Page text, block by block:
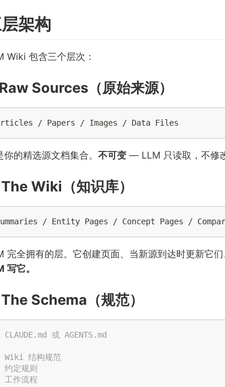
架构
Wiki 包含三个层次：
Sources（原始来源）
你的精选源文档集合。 不可变 — LLM 只读取，不修
Wiki（知识库）
完全拥有的层。它创建页面、当新源到达时更新它们
写它。
Schema（规范）
CLAUDE.md 或 AGENTS.md
Wiki 结构规范
约定规则
工作流程